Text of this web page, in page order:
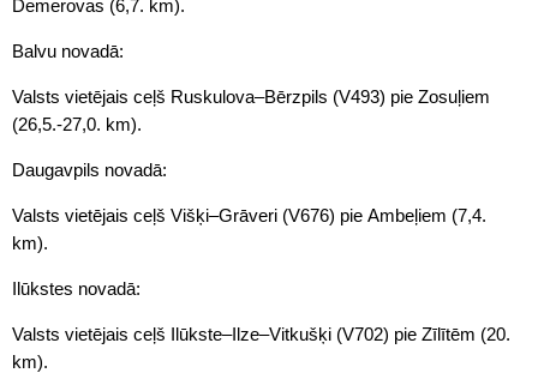
Demerovas (6,7. km).
Balvu novadā:
Valsts vietējais ceļš Ruskulova–Bērzpils (V493) pie Zosuļiem
(26,5.-27,0. km).
Daugavpils novadā:
Valsts vietējais ceļš Višķi–Grāveri (V676) pie Ambeļiem (7,4.
km).
Ilūkstes novadā:
Valsts vietējais ceļš Ilūkste–Ilze–Vitkušķi (V702) pie Zīlītēm (20.
km).